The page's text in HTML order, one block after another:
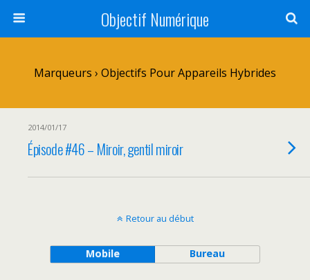
Objectif Numérique
Marqueurs › Objectifs Pour Appareils Hybrides
2014/01/17
Épisode #46 – Miroir, gentil miroir
Retour au début
Mobile Bureau